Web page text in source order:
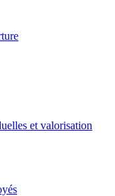
et valorisation